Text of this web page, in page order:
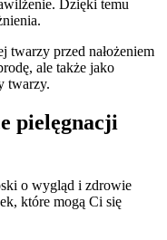
Dzięki temu
twarzy przed nałożeniem
ale także jako
twarzy.
pielęgnacji
o wygląd i zdrowie
które mogą Ci się